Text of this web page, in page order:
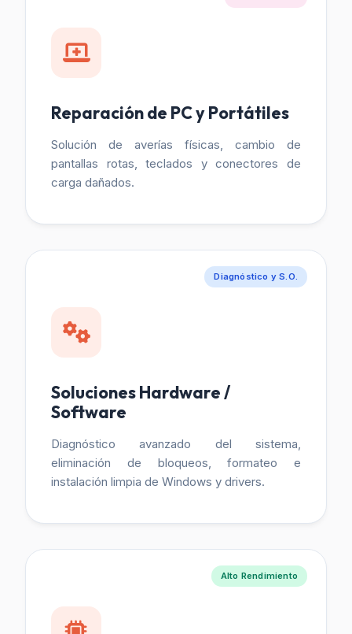
Reparación de PC y Portátiles
Solución de averías físicas, cambio de
pantallas rotas, teclados y conectores de
carga dañados.
Diagnóstico y S.O.
Soluciones Hardware /
Software
Diagnóstico avanzado del sistema,
eliminación de bloqueos, formateo e
instalación limpia de Windows y drivers.
Alto Rendimiento